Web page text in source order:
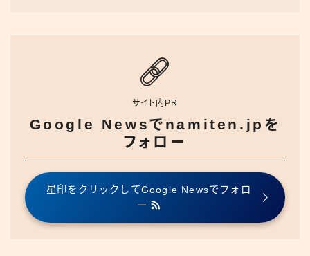
サイト内PR
Google Newsでnamiten.jpを
フォロー
星印をクリックしてGoogle Newsでフォロ
ー